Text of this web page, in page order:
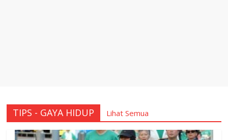
TIPS - GAYA HIDUP Lihat Semua